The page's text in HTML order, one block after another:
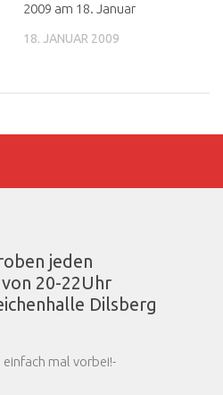
2009 am 18. Januar
18. JANUAR 2009
jeden
20-22Uhr
Dilsberg
einfach mal vorbei!-